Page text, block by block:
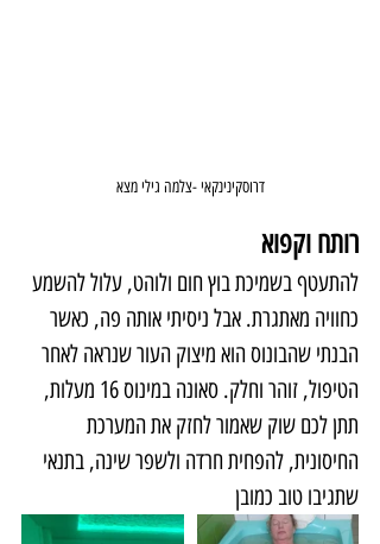
דרוסקינינקאי -צלמה גילי מצא
רותח וקפוא
להתעטף בשמיכת בוץ חום ולוהט, עלול להשמע
כחוויה מאתגרת. אבל ניסיתי אותה פה, כאשר
הבנתי שהבונוס הוא מיצוק העור שנראה לאחר
הטיפול, זוהר וחלק. סאונה במינוס 16 מעלות,
תתן לכם שוק שאמור לחזק את המערכת
החיסונית, להפחית חרדה ולשפר שינה, בתנאי
שתגיבו טוב כמובן